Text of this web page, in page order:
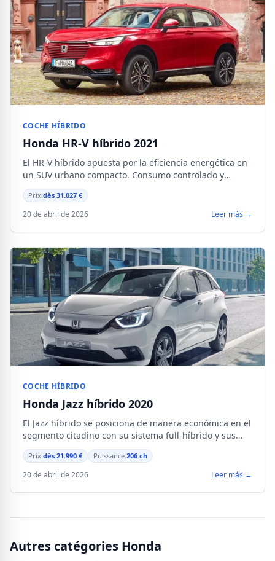
COCHE HÍBRIDO
Honda HR-V híbrido 2021
El HR-V híbrido apuesta por la eficiencia energética en
un SUV urbano compacto. Consumo controlado y
motorización probada para la ciudad y
desplazamientos diarios.
Prix:dès 31.027 €
20 de abril de 2026 Leer más →
COCHE HÍBRIDO
Honda Jazz híbrido 2020
El Jazz híbrido se posiciona de manera económica en el
segmento citadino con su sistema full-híbrido y sus
206 ch por menos de 22 000 €.
Prix:dès 21.990 € Puissance:206 ch
20 de abril de 2026 Leer más →
Autres catégories Honda